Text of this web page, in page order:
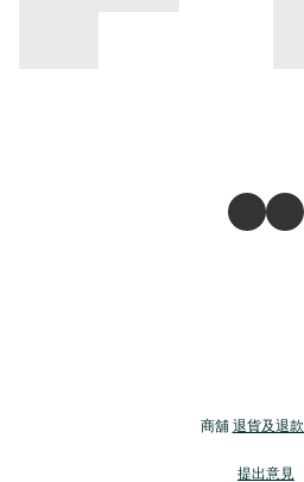
商舖 退貨及退
提出意見